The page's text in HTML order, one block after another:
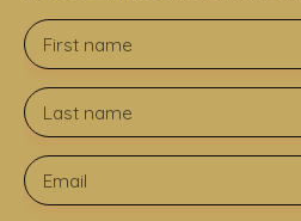
First name
Last name
Email